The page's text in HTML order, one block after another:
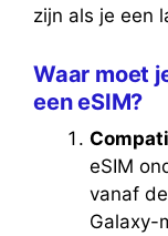
zijn als je een
Waar moet
een eSIM?
eSIM
vanaf
Galaxy-